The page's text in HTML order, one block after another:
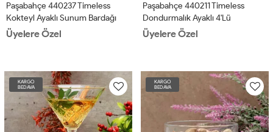
Paşabahçe 440237 Timeless
Kokteyl Ayaklı Sunum Bardağı
4'lü
Üyelere Özel
Paşabahçe 440211 Timeless
Dondurmalık Ayaklı 4'lü
Üyelere Özel
KARGO
BEDAVA
KARGO
BEDAVA